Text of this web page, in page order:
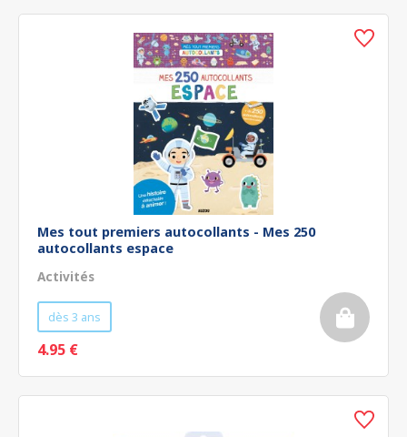
Mes tout premiers autocollants - Mes 250
autocollants espace
Activités
dès 3 ans
4.95 €